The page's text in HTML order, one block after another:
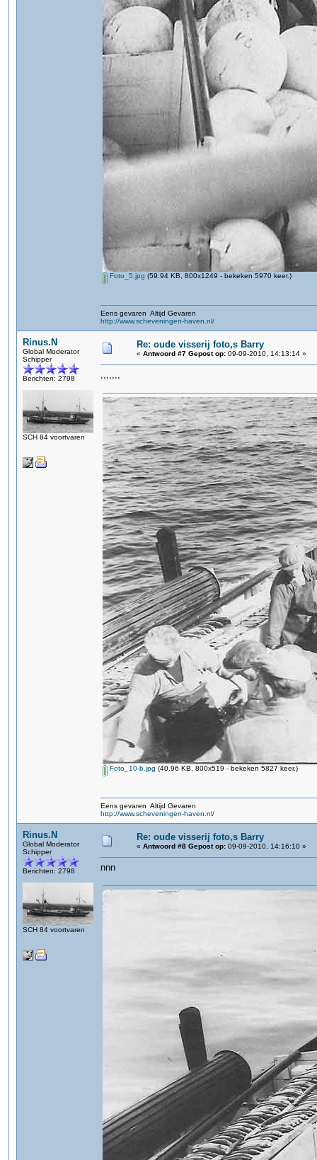
Foto_5.jpg (59.94 KB, 800x1249 - bekeken 5970 keer.)
Eens gevaren Altijd Gevaren
http://www.scheveningen-haven.nl/
Rinus.N
Global Moderator
Schipper
Berichten: 2798
SCH 84 voortvaren
Re: oude visserij foto,s Barry
« Antwoord #7 Gepost op: 09-09-2010, 14:13:14 »
,,,,,,,
Foto_10-b.jpg (40.96 KB, 800x519 - bekeken 5827 keer.)
Eens gevaren Altijd Gevaren
http://www.scheveningen-haven.nl/
Rinus.N
Global Moderator
Schipper
Berichten: 2798
SCH 84 voortvaren
Re: oude visserij foto,s Barry
« Antwoord #8 Gepost op: 09-09-2010, 14:16:10 »
nnn